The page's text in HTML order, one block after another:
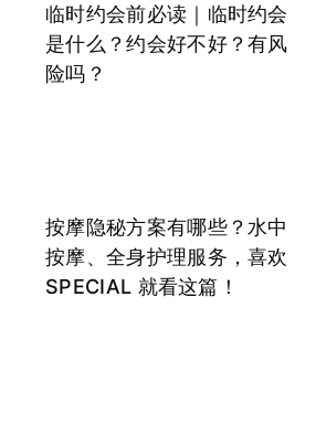
临时约会前必读｜临时约会
是什么？约会好不好？有风
险吗？
按摩隐秘方案有哪些？水中
按摩、全身护理服务，喜欢
SPECIAL 就看这篇！